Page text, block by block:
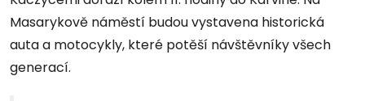
Masarykově náměstí budou vystavena historická
auta a motocykly, které potěší návštěvníky všech
generací.